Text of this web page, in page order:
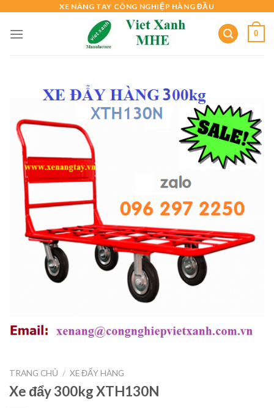
content
XE NÂNG TAY CÔNG NGHIỆP HÀNG ĐẦU
0
TRANG CHỦ / XE ĐẨY HÀNG
Xe đẩy 300kg XTH130N